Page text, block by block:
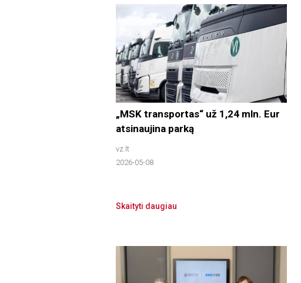
„MSK transportas“ už 1,24 mln. Eur
atsinaujina parką
vz.lt
2026-05-08
Skaityti daugiau